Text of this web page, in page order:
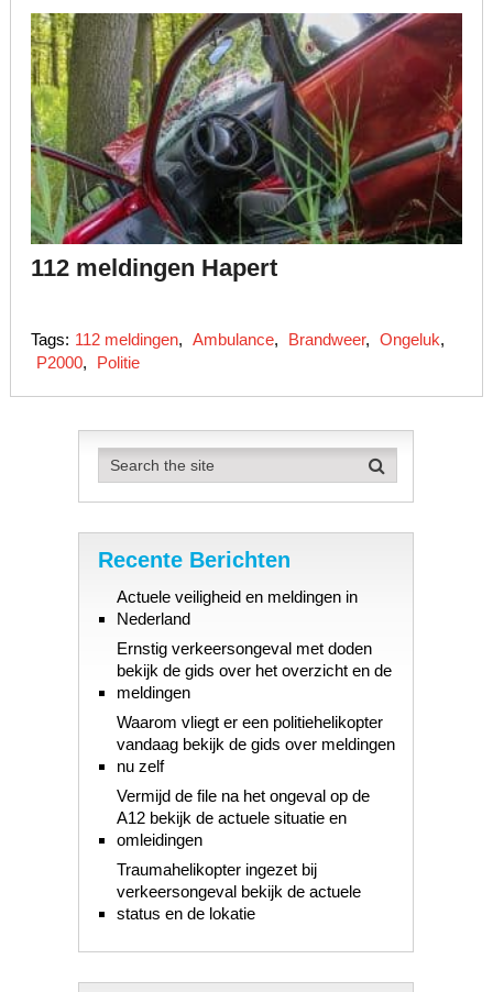
112 meldingen Hapert
Tags: 112 meldingen, Ambulance, Brandweer, Ongeluk,
P2000, Politie
Recente Berichten
Actuele veiligheid en meldingen in
Nederland
Ernstig verkeersongeval met doden
bekijk de gids over het overzicht en de
meldingen
Waarom vliegt er een politiehelikopter
vandaag bekijk de gids over meldingen
nu zelf
Vermijd de file na het ongeval op de
A12 bekijk de actuele situatie en
omleidingen
Traumahelikopter ingezet bij
verkeersongeval bekijk de actuele
status en de lokatie